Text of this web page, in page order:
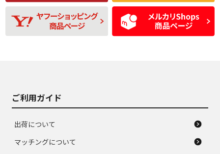
D
使用感や目立つ傷が
あり、一般的な中古
品
D
残り溝も少なく、偏
磨耗がみられ、短期
間使用できるくらい
の中古品
ご利用ガイド
出荷について
マッチングについて